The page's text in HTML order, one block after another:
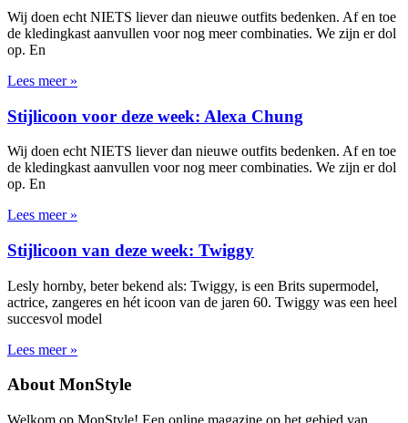
Wij doen echt NIETS liever dan nieuwe outfits bedenken. Af en toe
de kledingkast aanvullen voor nog meer combinaties. We zijn er dol
op. En
Lees meer »
Stijlicoon voor deze week: Alexa Chung
Wij doen echt NIETS liever dan nieuwe outfits bedenken. Af en toe
de kledingkast aanvullen voor nog meer combinaties. We zijn er dol
op. En
Lees meer »
Stijlicoon van deze week: Twiggy
Lesly hornby, beter bekend als: Twiggy, is een Brits supermodel,
actrice, zangeres en hét icoon van de jaren 60. Twiggy was een heel
succesvol model
Lees meer »
About MonStyle